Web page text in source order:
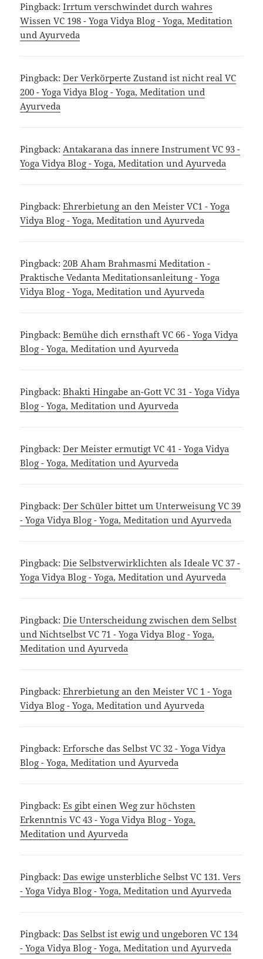
Pingback:Irrtum verschwindet durch wahres
Wissen VC 198 - Yoga Vidya Blog - Yoga, Meditation
und Ayurveda
Pingback:Der Verkörperte Zustand ist nicht real VC
200 - Yoga Vidya Blog - Yoga, Meditation und
Ayurveda
Pingback:Antakarana das innere Instrument VC 93 -
Yoga Vidya Blog - Yoga, Meditation und Ayurveda
Pingback:Ehrerbietung an den Meister VC1 - Yoga
Vidya Blog - Yoga, Meditation und Ayurveda
Pingback:20B Aham Brahmasmi Meditation -
Praktische Vedanta Meditationsanleitung - Yoga
Vidya Blog - Yoga, Meditation und Ayurveda
Pingback:Bemühe dich ernsthaft VC 66 - Yoga Vidya
Blog - Yoga, Meditation und Ayurveda
Pingback:Bhakti Hingabe an-Gott VC 31 - Yoga Vidya
Blog - Yoga, Meditation und Ayurveda
Pingback:Der Meister ermutigt VC 41 - Yoga Vidya
Blog - Yoga, Meditation und Ayurveda
Pingback:Der Schüler bittet um Unterweisung VC 39
- Yoga Vidya Blog - Yoga, Meditation und Ayurveda
Pingback:Die Selbstverwirklichten als Ideale VC 37 -
Yoga Vidya Blog - Yoga, Meditation und Ayurveda
Pingback:Die Unterscheidung zwischen dem Selbst
und Nichtselbst VC 71 - Yoga Vidya Blog - Yoga,
Meditation und Ayurveda
Pingback:Ehrerbietung an den Meister VC 1 - Yoga
Vidya Blog - Yoga, Meditation und Ayurveda
Pingback:Erforsche das Selbst VC 32 - Yoga Vidya
Blog - Yoga, Meditation und Ayurveda
Pingback:Es gibt einen Weg zur höchsten
Erkenntnis VC 43 - Yoga Vidya Blog - Yoga,
Meditation und Ayurveda
Pingback:Das ewige unsterbliche Selbst VC 131. Vers
- Yoga Vidya Blog - Yoga, Meditation und Ayurveda
Pingback:Das Selbst ist ewig und ungeboren VC 134
- Yoga Vidya Blog - Yoga, Meditation und Ayurveda